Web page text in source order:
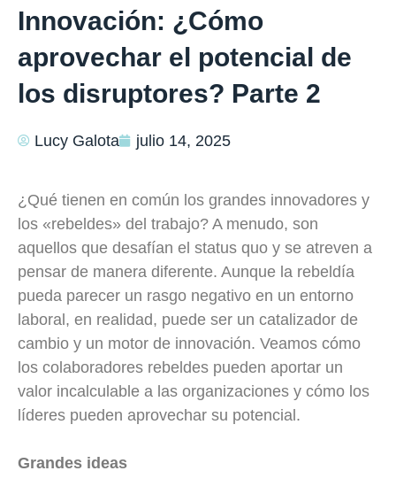
Innovación: ¿Cómo
aprovechar el potencial de
los disruptores? Parte 2
Lucy Galota julio 14, 2025
¿Qué tienen en común los grandes innovadores y
los «rebeldes» del trabajo? A menudo, son
aquellos que desafían el status quo y se atreven a
pensar de manera diferente. Aunque la rebeldía
pueda parecer un rasgo negativo en un entorno
laboral, en realidad, puede ser un catalizador de
cambio y un motor de innovación. Veamos cómo
los colaboradores rebeldes pueden aportar un
valor incalculable a las organizaciones y cómo los
líderes pueden aprovechar su potencial.
Grandes ideas